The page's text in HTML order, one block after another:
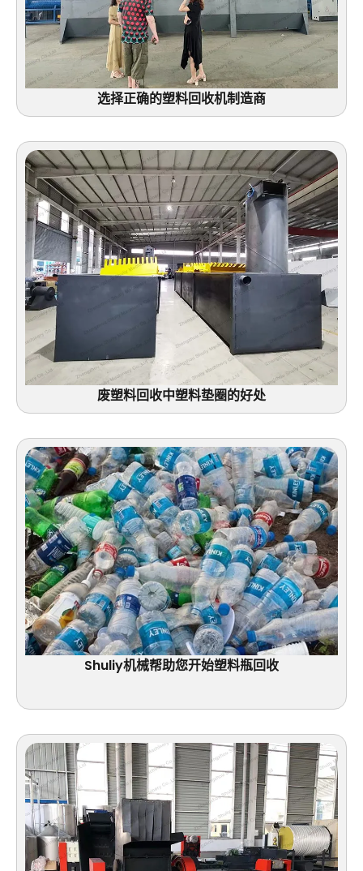
选择正确的塑料回收机制造商
废塑料回收中塑料垫圈的好处
Shuliy机械帮助您开始塑料瓶回收